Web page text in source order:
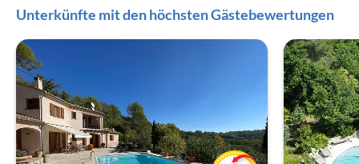
Unterkünfte mit den höchsten Gästebewertungen